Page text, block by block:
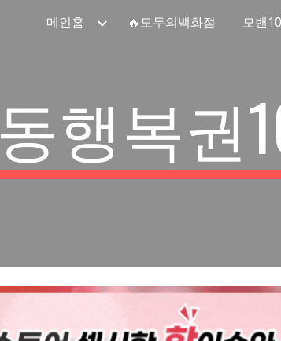
Skip to main content
메인홈 🔥모두의백화점 모밴
동행복권